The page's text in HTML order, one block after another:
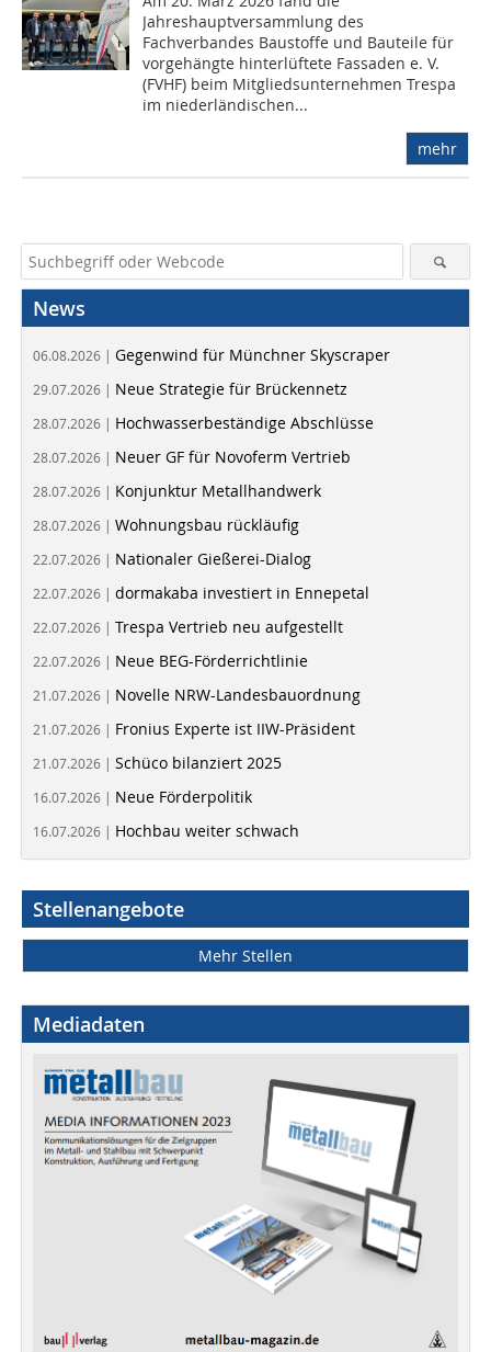
Jahreshauptversammlung des
Fachverbandes Baustoffe und Bauteile für
vorgehängte hinterlüftete Fassaden e. V.
(FVHF) beim Mitgliedsunternehmen Trespa
im niederländischen...
mehr
News
06.08.2026 | Gegenwind für Münchner Skyscraper
29.07.2026 | Neue Strategie für Brückennetz
28.07.2026 | Hochwasserbeständige Abschlüsse
28.07.2026 | Neuer GF für Novoferm Vertrieb
28.07.2026 | Konjunktur Metallhandwerk
28.07.2026 | Wohnungsbau rückläufig
22.07.2026 | Nationaler Gießerei-Dialog
22.07.2026 | dormakaba investiert in Ennepetal
22.07.2026 | Trespa Vertrieb neu aufgestellt
22.07.2026 | Neue BEG-Förderrichtlinie
21.07.2026 | Novelle NRW-Landesbauordnung
21.07.2026 | Fronius Experte ist IIW-Präsident
21.07.2026 | Schüco bilanziert 2025
16.07.2026 | Neue Förderpolitik
16.07.2026 | Hochbau weiter schwach
Stellenangebote
Mehr Stellen
Mediadaten